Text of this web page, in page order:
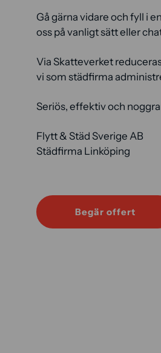
Gå gärna vidare och fyll i
oss på vanligt sätt eller
Via Skatteverket
vi som städfirma
Seriös, effektiv och
Flytt & Städ Sverige AB
Städfirma Linköping
Begär offert